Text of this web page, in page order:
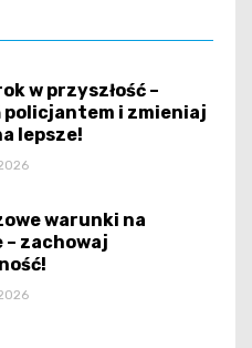
w przyszłość –
policjantem i zmieniaj
lepsze!
warunki na
– zachowaj